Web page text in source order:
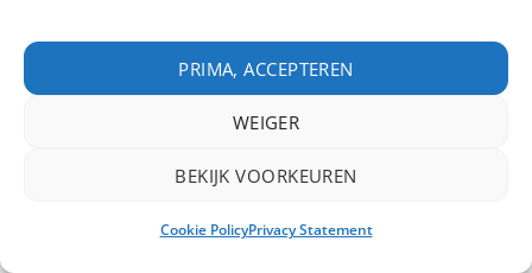
PRIMA, ACCEPTEREN
WEIGER
BEKIJK VOORKEUREN
Cookie PolicyPrivacy Statement
€10,75.